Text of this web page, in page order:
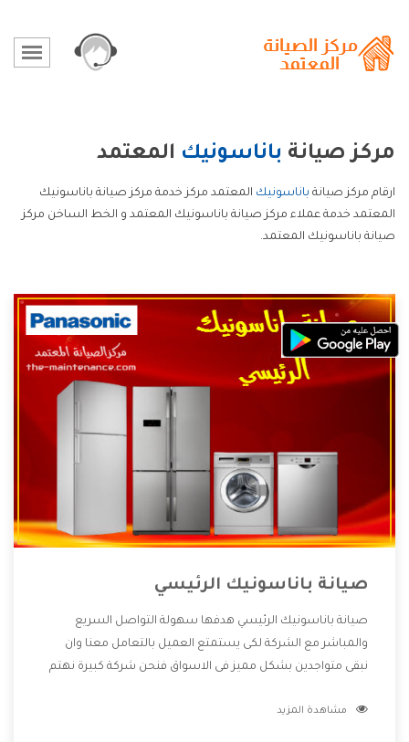
مركز صيانة باناسونيك المعتمد
ارقام مركز صيانة باناسونيك المعتمد مركز خدمة مركز صيانة باناسونيك
المعتمد خدمة عملاء مركز صيانة باناسونيك المعتمد و الخط الساخن مركز
صيانة باناسونيك المعتمد.
صيانة باناسونيك الرئيسي
صيانة باناسونيك الرئيسي هدفها سهولة التواصل السريع
والمباشر مع الشركة لكى يستمتع العميل بالتعامل معنا وان
نبقى متواجدين بشكل مميز فى الاسواق فنحن شركة كبيرة نهتم
الشركة بها والتى تكون منها خدمة الصيانة التى تكون من أهم
مشاهدة المزيد